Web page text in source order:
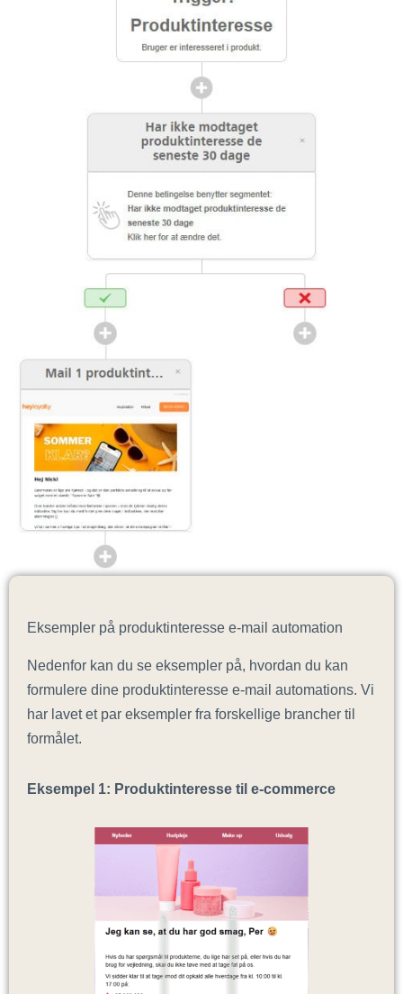
Eksempler på produktinteresse e-mail automation
Nedenfor kan du se eksempler på, hvordan du kan
formulere dine produktinteresse e-mail automations. Vi
har lavet et par eksempler fra forskellige brancher til
formålet.
Eksempel 1: Produktinteresse til e-commerce